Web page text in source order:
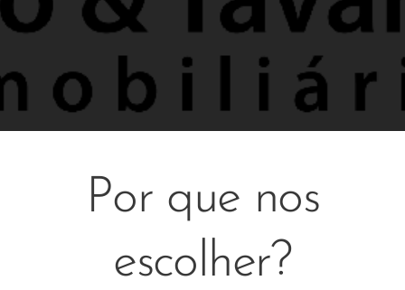
Por que nos
escolher?